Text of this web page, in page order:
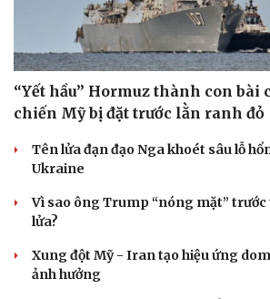
“Yết hầu” Hormuz thành con bài
chiến Mỹ bị đặt trước lằn ranh đỏ
Tên lửa đạn đạo Nga khoét sâu lỗ
Ukraine
Vì sao ông Trump “nóng mặt”
lửa?
Xung đột Mỹ - Iran tạo hiệu ứng
ảnh hưởng